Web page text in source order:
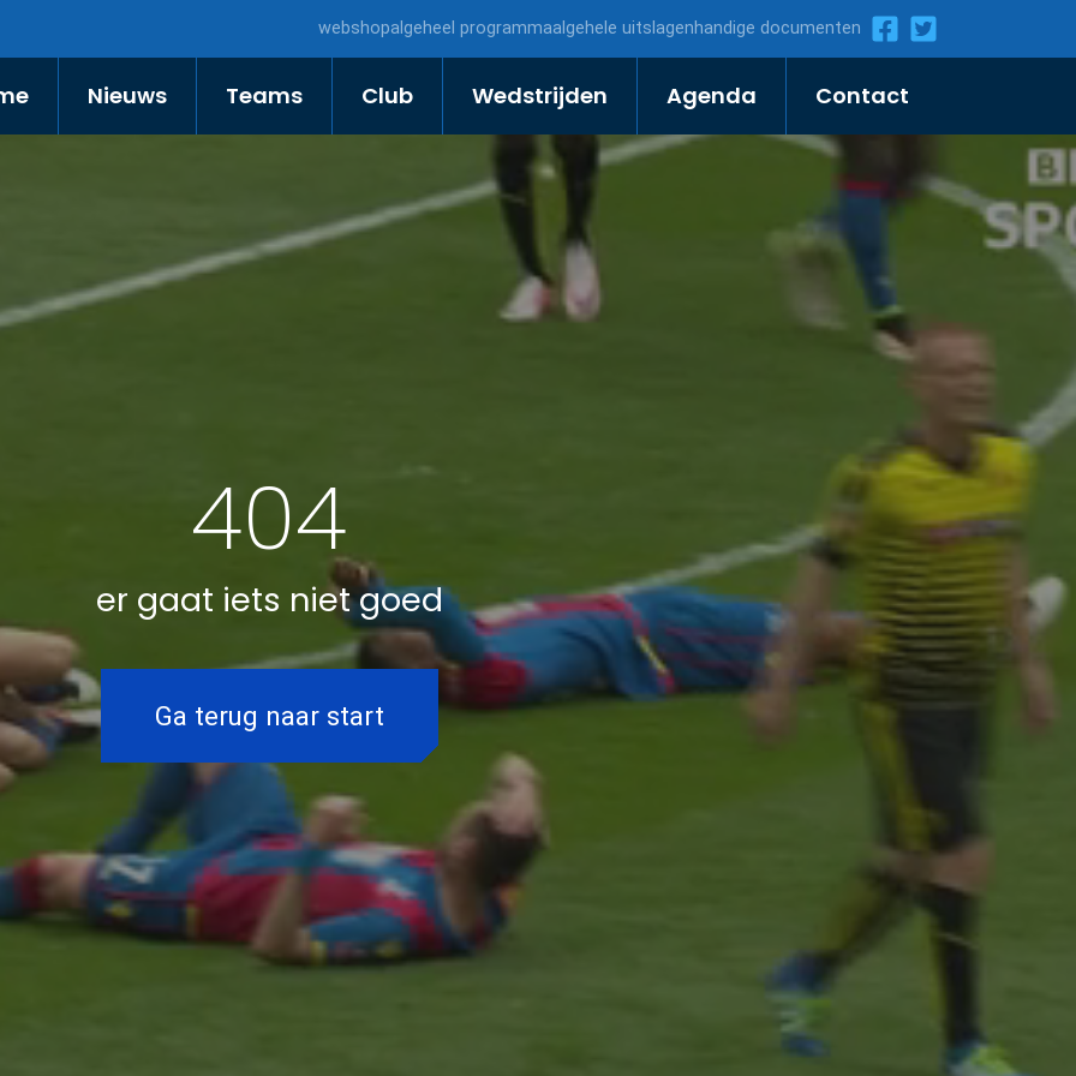
webshopalgeheel programmaalgehele uitslagenhandige documenten
Nieuws Teams Club Wedstrijden Agenda Contact
404
er gaat iets niet goed
Ga terug naar start